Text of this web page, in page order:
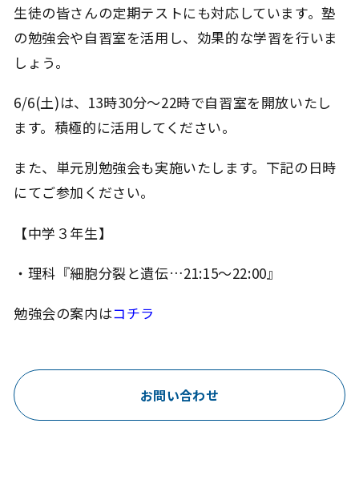
生徒の皆さんの定期テストにも対応しています。塾
の勉強会や自習室を活用し、効果的な学習を行いま
しょう。
6/6(土)は、13時30分～22時で自習室を開放いたし
ます。積極的に活用してください。
また、単元別勉強会も実施いたします。下記の日時
にてご参加ください。
【中学３年生】
・理科『細胞分裂と遺伝…21:15～22:00』
勉強会の案内はコチラ
お問い合わせ